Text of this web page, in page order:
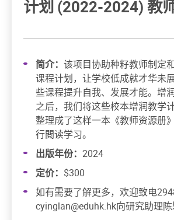
计划 (2022-2024) 教
简介： 该项⽬协助种籽教师制定
课程计划，让学校低成就才华未
些课程提升⾃我、发展才能。增
之后，我们将这些校本增润教学
整理成了这样⼀本《教师资源册
⾏閲读学习。
出版年份： 2024
定价： $300
如有需要了解更多，欢迎致电
cyinglan@eduhk.hk向研究助理陈